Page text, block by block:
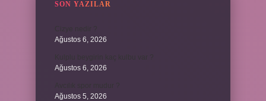
SON YAZILAR
Ağustos 6, 2026
Ağustos 6, 2026
Ağustos 5, 2026